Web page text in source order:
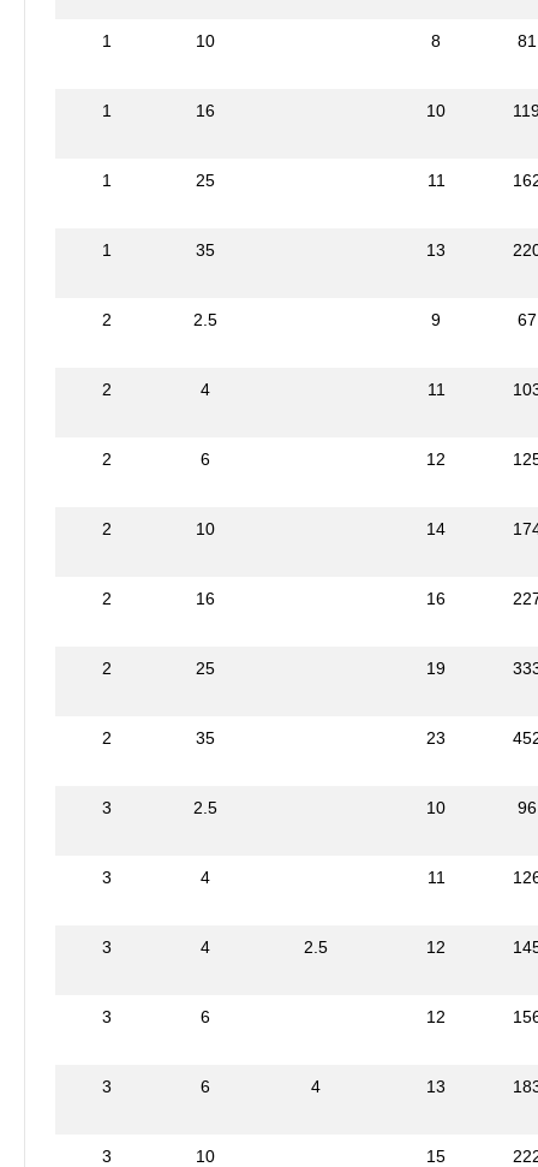
1 10 8 81
1 16 10
1 25 11
1 35 13
2 2.5 9 67
2 4 11
2 6 12
2 10 14
2 16 16
2 25 19
2 35 23
3 2.5 10 96
3 4 11
3 4 2.5 12
3 6 12
3 6 4 13
3 10 15